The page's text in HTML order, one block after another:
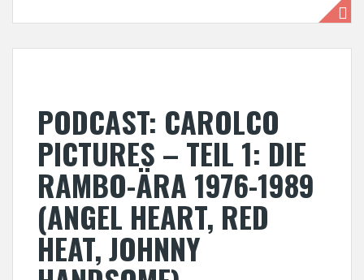
PODCAST: CAROLCO
PICTURES – TEIL 1: DIE
RAMBO-ÄRA 1976-1989
(ANGEL HEART, RED
HEAT, JOHNNY